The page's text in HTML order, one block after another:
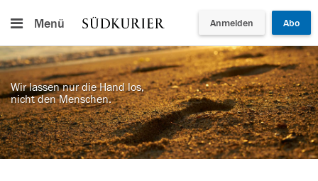
Menü Anmelden Abo
Wir lassen nur die Hand los,
nicht den Menschen.